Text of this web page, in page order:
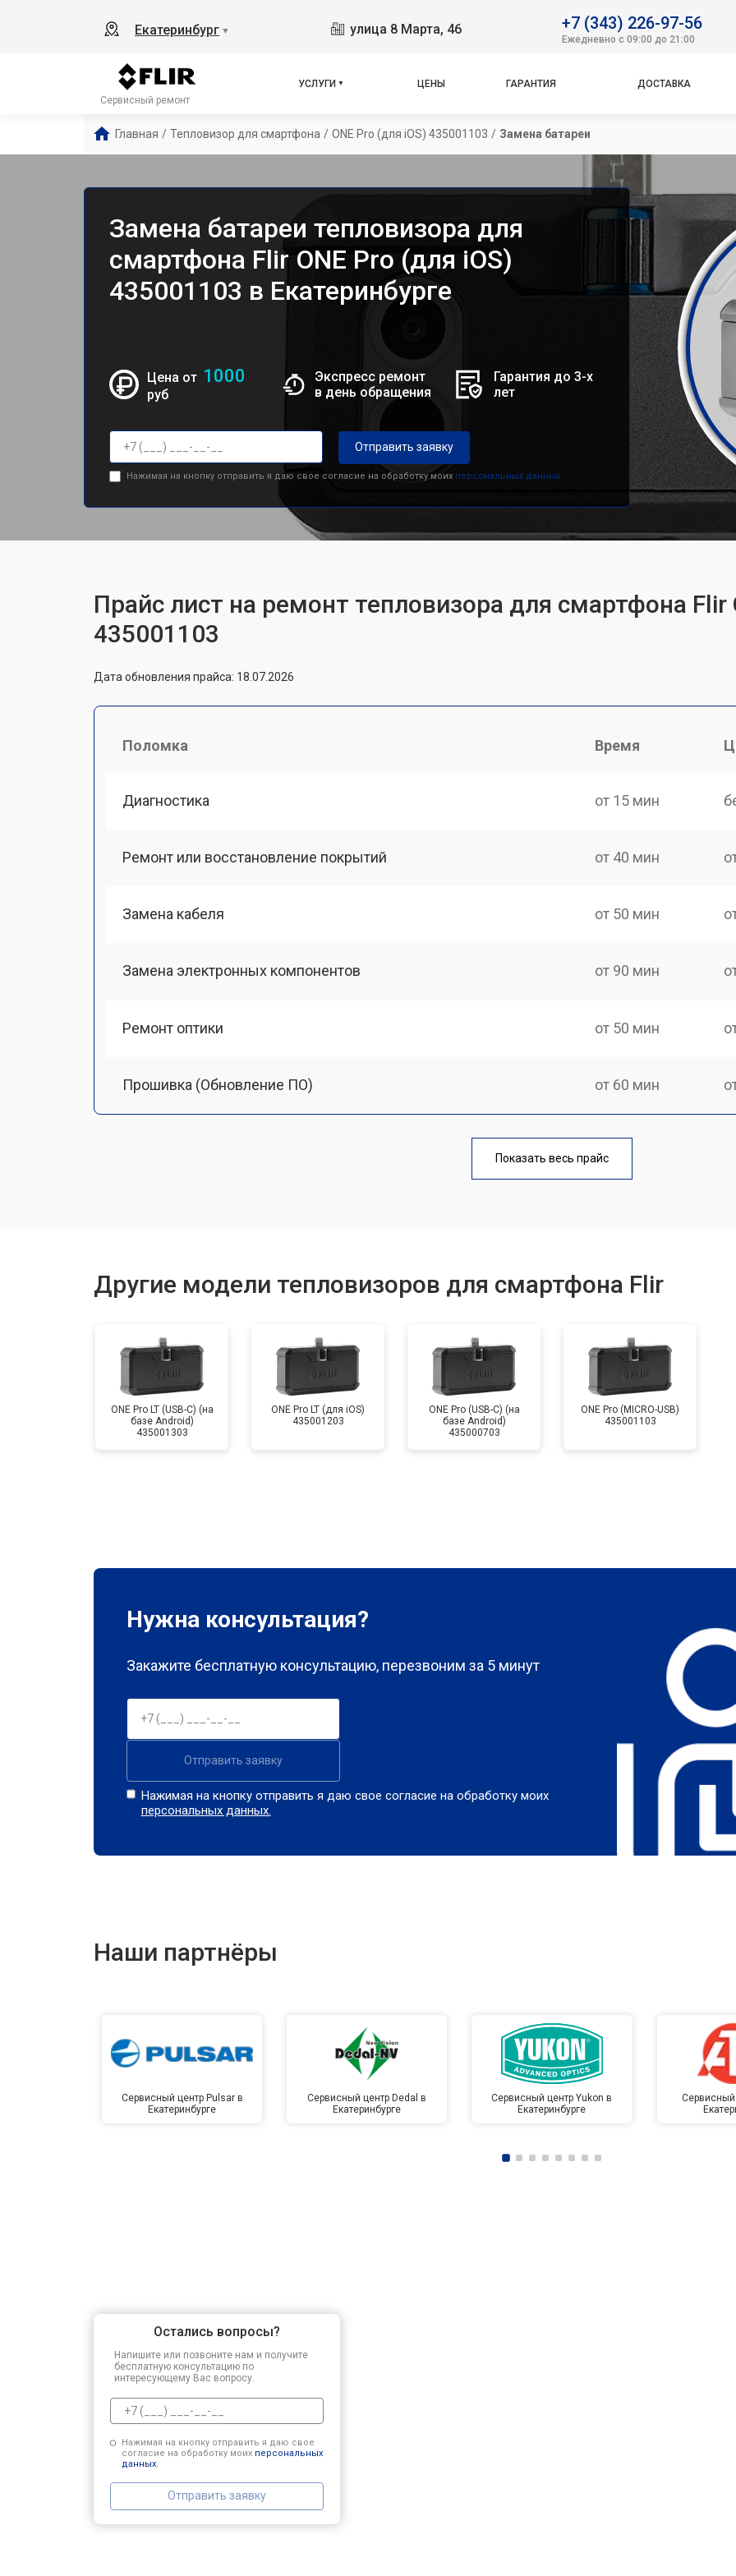
Екатеринбург ▼ улица 8 Марта, 46 +7 (343) 226-97-56
Ежедневно с 09:00 до 21:00
Сервисный ремонт
УСЛУГИ ЦЕНЫ ГАРАНТИЯ ДОСТАВКА
Главная / Тепловизор для смартфона / ONE Pro (для iOS) 435001103 / Замена батареи
Замена батареи тепловизора для
смартфона Flir ONE Pro (для iOS)
435001103 в Екатеринбурге
Цена от 1000
руб
Экспресс ремонт
в день обращения
Гарантия до 3-х
лет
Отправить заявку
Нажимая на кнопку отправить я даю свое согласие на обработку моих персональных данных.
Прайс лист на ремонт тепловизора для смартфона Flir
435001103
Дата обновления прайса: 18.07.2026
Поломка Время
Диагностика от 15 мин
Ремонт или восстановление покрытий от 40 мин
Замена кабеля от 50 мин
Замена электронных компонентов от 90 мин
Ремонт оптики от 50 мин
Прошивка (Обновление ПО) от 60 мин
от 40 мин
Показать весь прайс
Другие модели тепловизоров для смартфона Flir
ONE Pro LT (USB-C) (на
базе Android)
435001303
ONE Pro LT (для iOS)
435001203
ONE Pro (USB-C) (на
базе Android)
435000703
ONE Pro (MICRO-USB)
435001103
Нужна консультация?
Закажите бесплатную консультацию, перезвоним за 5 минут
Отправить заявку
Нажимая на кнопку отправить я даю свое согласие на обработку моих
персональных данных.
Наши партнёры
Сервисный центр Pulsar в
Екатеринбурге
Сервисный центр Dedal в
Екатеринбурге
Сервисный центр Yukon в
Екатеринбурге
Сервисный
Остались вопросы?
Напишите или позвоните нам и получите
бесплатную консультацию по
интересующему Вас вопросу.
Нажимая на кнопку отправить я даю свое
согласие на обработку моих персональных
данных.
Отправить заявку